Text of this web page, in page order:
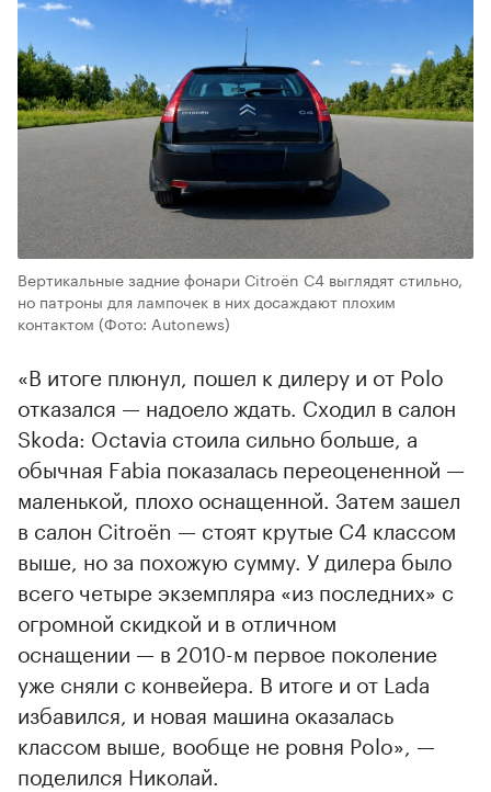
Вертикальные задние фонари Citroёn C4 выглядят стильно,
но патроны для лампочек в них досаждают плохим
контактом (Фото: Autonews)
«В итоге плюнул, пошел к дилеру и от Polo
отказался — надоело ждать. Сходил в салон
Skoda: Octavia стоила сильно больше, а
обычная Fabia показалась переоцененной —
маленькой, плохо оснащенной. Затем зашел
в салон Citroёn — стоят крутые С4 классом
выше, но за похожую сумму. У дилера было
всего четыре экземпляра «из последних» с
огромной скидкой и в отличном
оснащении — в 2010-м первое поколение
уже сняли с конвейера. В итоге и от Lada
избавился, и новая машина оказалась
классом выше, вообще не ровня Polo», —
поделился Николай.